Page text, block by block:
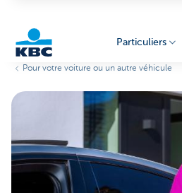
Particuliers
Pour votre voiture ou un autre véhicule